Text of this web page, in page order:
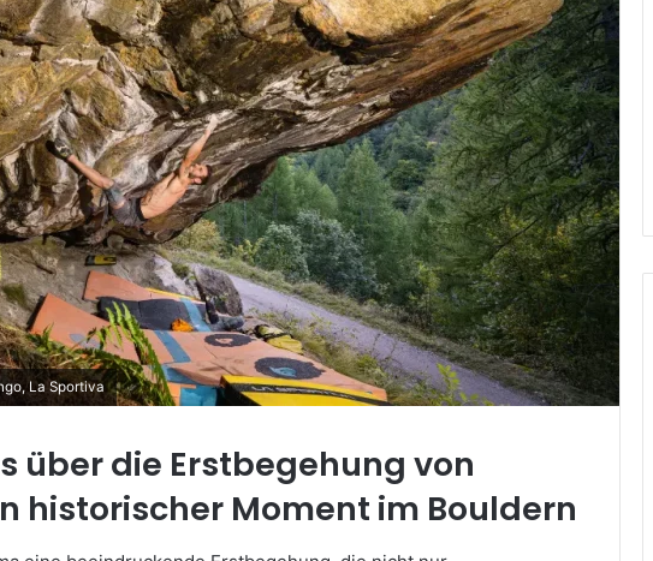
La Sportiva
über die Erstbegehung von
historischer Moment im Bouldern